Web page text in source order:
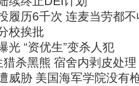
履历6千次 连麦当劳都不
校挨批
光 “资优生”变杀人犯
杀黑熊 宿舍内剥皮处理
威胁 美国海军学院没有